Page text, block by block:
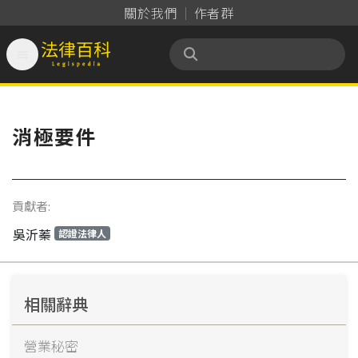
關於我們 作者群
法律百科 Legispedia
消極要件
貢獻者:
吳沂蓁 認證法律人
相關辭典
營業秘密